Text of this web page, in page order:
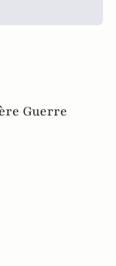
Guerre